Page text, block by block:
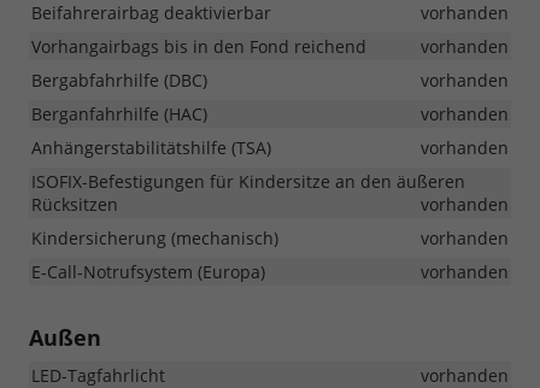
Beifahrerairbag deaktivierbar
vorhanden
Vorhangairbags bis in den Fond reichend
vorhanden
Bergabfahrhilfe (DBC)
vorhanden
Berganfahrhilfe (HAC)
vorhanden
Anhängerstabilitätshilfe (TSA)
vorhanden
ISOFIX-Befestigungen für Kindersitze an den äußeren
Rücksitzen
vorhanden
Kindersicherung (mechanisch)
vorhanden
E-Call-Notrufsystem (Europa)
vorhanden
Außen
LED-Tagfahrlicht
vorhanden